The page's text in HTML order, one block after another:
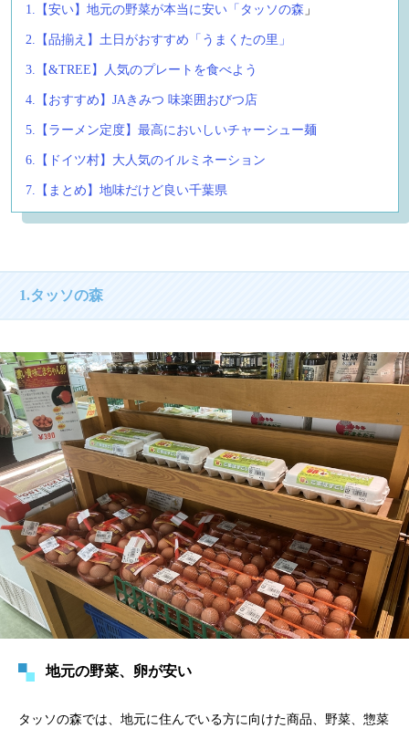
1.【安い】地元の野菜が本当に安い「タッソの森 」
2.【品揃え】土日がおすすめ「うまくたの里」
3.【&TREE】人気のプレートを食べよう
4.【おすすめ】JAきみつ 味楽囲おびつ店
5.【ラーメン定度】最高においしいチャーシュー麺
6.【ドイツ村】大人気のイルミネーション
7.【まとめ】地味だけど良い千葉県
1.タッソの森
地元の野菜、卵が安い
タッソの森では、地元に住んでいる方に向けた商品、野菜、惣菜